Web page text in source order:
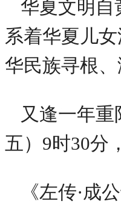
华夏文明自
系着华夏儿
华民族寻根、
又逢一年
五）9时30分
《左传·成